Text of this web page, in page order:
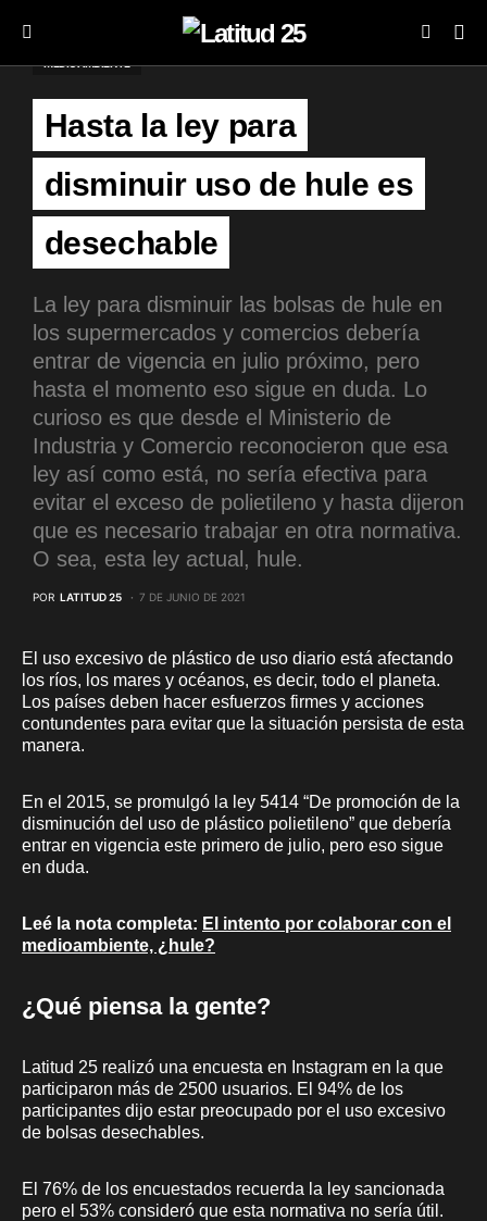
MEDIOAMBIENTE
Hasta la ley para
disminuir uso de hule es
desechable
La ley para disminuir las bolsas de hule en
los supermercados y comercios debería
entrar de vigencia en julio próximo, pero
hasta el momento eso sigue en duda. Lo
curioso es que desde el Ministerio de
Industria y Comercio reconocieron que esa
ley así como está, no sería efectiva para
evitar el exceso de polietileno y hasta dijeron
que es necesario trabajar en otra normativa.
O sea, esta ley actual, hule.
POR LATITUD 25 7 DE JUNIO DE 2021
El uso excesivo de plástico de uso diario está afectando
los ríos, los mares y océanos, es decir, todo el planeta.
Los países deben hacer esfuerzos firmes y acciones
contundentes para evitar que la situación persista de esta
manera.
En el 2015, se promulgó la ley 5414 “De promoción de la
disminución del uso de plástico polietileno” que debería
entrar en vigencia este primero de julio, pero eso sigue
en duda.
Leé la nota completa: El intento por colaborar con el
medioambiente, ¿hule?
¿Qué piensa la gente?
Latitud 25 realizó una encuesta en Instagram en la que
participaron más de 2500 usuarios. El 94% de los
participantes dijo estar preocupado por el uso excesivo
de bolsas desechables.
El 76% de los encuestados recuerda la ley sancionada
pero el 53% consideró que esta normativa no sería útil.